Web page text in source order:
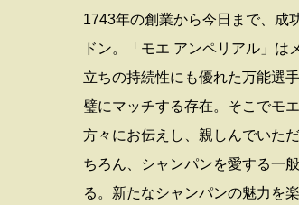
1743年の創業から今日まで、成
ドン。「モエ アンペリアル」
立ちの持続性にも優れた万能選
璧にマッチする存在。そこでモ
方々にお伝えし、親しんでいた
ちろん、シャンパンを愛する一
る。新たなシャンパンの魅力を